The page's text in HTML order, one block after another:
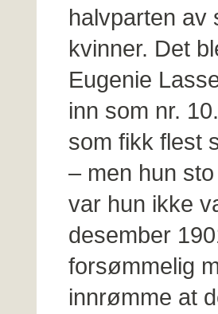
halvparten av
kvinner. Det
Eugenie
inn som nr.
som fikk flest
– men hun
var hun ikke
desember
forsømmelig
innrømme at